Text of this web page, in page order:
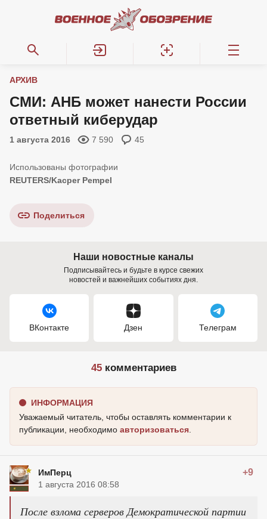
АРХИВ
СМИ: АНБ может нанести России
ответный киберудар
1 августа 2016 7 590 45
REUTERS/Kacper Pempel
Поделиться
Наши новостные каналы
Подписывайтесь и будьте в курсе свежих
новостей и важнейших событиях дня.
ВКонтакте Дзен Телеграм
45комментариев
ИНФОРМАЦИЯ
Уважаемый читатель, чтобы оставлять комментарии к
публикации, необходимо авторизоваться
ИмПерц +9
1 августа 2016 08:58
После взлома серверов Демократической партии